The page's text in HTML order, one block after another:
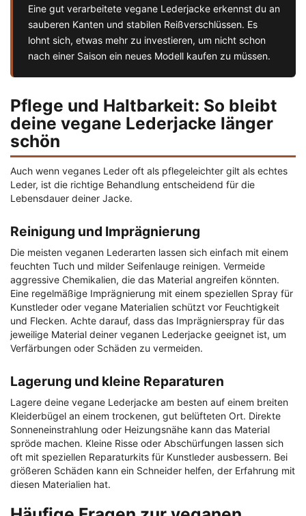
Eine gut verarbeitete vegane Lederjacke erkennst du an
sauberen Kanten und stabilen Reißverschlüssen. Es
lohnt sich, etwas mehr zu investieren, um nicht schon
nach einer Saison ein neues Modell kaufen zu müssen.
Pflege und Haltbarkeit: So bleibt
deine vegane Lederjacke länger
schön
Auch wenn veganes Leder oft als pflegeleichter gilt als echtes
Leder, ist die richtige Behandlung entscheidend für die
Lebensdauer deiner Jacke.
Reinigung und Imprägnierung
Die meisten veganen Lederarten lassen sich einfach mit einem
feuchten Tuch und milder Seifenlauge reinigen. Vermeide
aggressive Chemikalien, die das Material angreifen könnten.
Eine regelmäßige Imprägnierung mit einem speziellen Spray für
Kunstleder oder vegane Materialien schützt vor Feuchtigkeit
und Flecken. Achte darauf, dass das Imprägnierspray für das
jeweilige Material deiner veganen Lederjacke geeignet ist, um
Verfärbungen oder Schäden zu vermeiden.
Lagerung und kleine Reparaturen
Lagere deine vegane Lederjacke am besten auf einem breiten
Kleiderbügel an einem trockenen, gut belüfteten Ort. Direkte
Sonneneinstrahlung oder Heizungsnähe kann das Material
spröde machen. Kleine Risse oder Abschürfungen lassen sich
oft mit speziellen Reparaturkits für Kunstleder ausbessern. Bei
größeren Schäden kann ein Schneider helfen, der Erfahrung mit
diesen Materialien hat.